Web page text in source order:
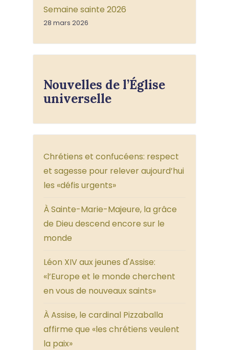
Semaine sainte 2026
28 mars 2026
Nouvelles de l’Église
universelle
Chrétiens et confucéens: respect
et sagesse pour relever aujourd’hui
les «défis urgents»
À Sainte-Marie-Majeure, la grâce
de Dieu descend encore sur le
monde
Léon XIV aux jeunes d'Assise:
«l’Europe et le monde cherchent
en vous de nouveaux saints»
À Assise, le cardinal Pizzaballa
affirme que «les chrétiens veulent
la paix»